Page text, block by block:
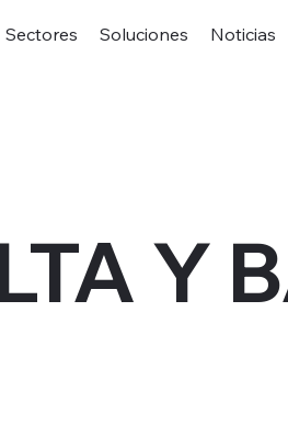
Sectores Soluciones Noticias
Y